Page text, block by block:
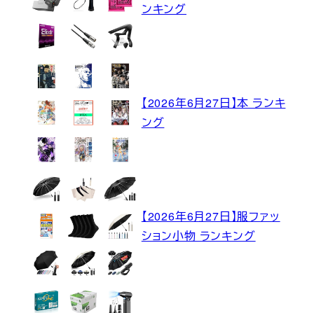
ンキング
【2026年6月27日】本 ランキ
ング
【2026年6月27日】服ファッ
ション小物 ランキング